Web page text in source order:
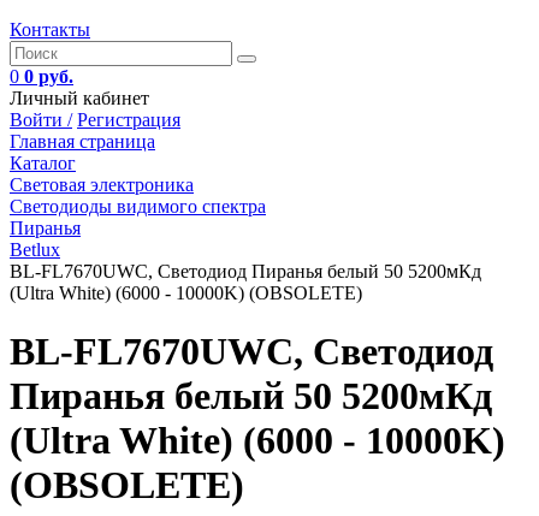
Контакты
0 0 руб.
Личный кабинет
Войти / Регистрация
Главная страница
Каталог
Световая электроника
Светодиоды видимого спектра
Пиранья
Betlux
BL-FL7670UWC, Светодиод Пиранья белый 50 5200мКд
(Ultra White) (6000 - 10000K) (OBSOLETE)
BL-FL7670UWC, Светодиод
Пиранья белый 50 5200мКд
(Ultra White) (6000 - 10000K)
(OBSOLETE)